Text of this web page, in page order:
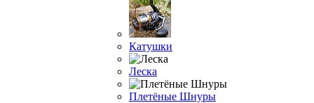
Катушки
Леска
Плетёные Шнуры